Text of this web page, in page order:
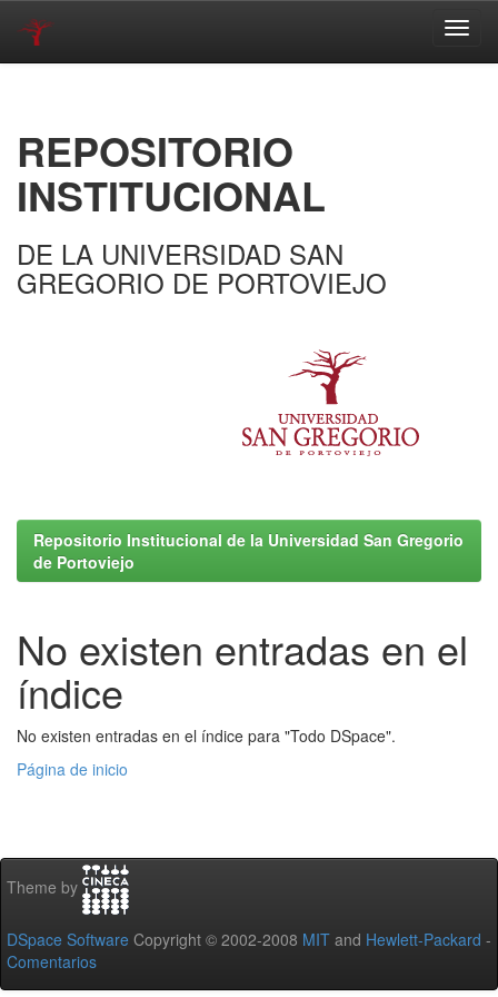
REPOSITORIO
INSTITUCIONAL
DE LA UNIVERSIDAD SAN
GREGORIO DE PORTOVIEJO
Repositorio Institucional de la Universidad San Gregorio
de Portoviejo
No existen entradas en el
índice
No existen entradas en el índice para "Todo DSpace".
Página de inicio
Theme by
DSpace Software Copyright © 2002-2008 MIT and Hewlett-Packard -
Comentarios